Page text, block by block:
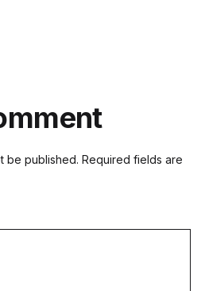
be published. Required fields are